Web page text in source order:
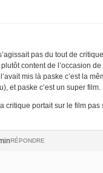
pas du tout de
content de l’occasion
mis là paske c’est la
et paske c’est un super film.
critique portait sur le film pas
RÉPONDRE